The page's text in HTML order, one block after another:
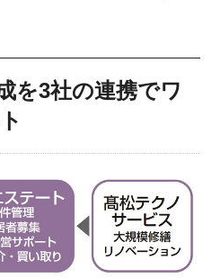
を3社の連携でワ